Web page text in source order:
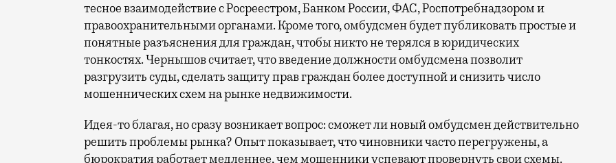
тесное взаимодействие с Росреестром, Банком России, ФАС, Роспотребнадзором и
правоохранительными органами. Кроме того, омбудсмен будет публиковать простые и
понятные разъяснения для граждан, чтобы никто не терялся в юридических
тонкостях. Чернышов считает, что введение должности омбудсмена позволит
разгрузить суды, сделать защиту прав граждан более доступной и снизить число
мошеннических схем на рынке недвижимости.
Идея-то благая, но сразу возникает вопрос: сможет ли новый омбудсмен действительно
решить проблемы рынка? Опыт показывает, что чиновники часто перегружены, а
бюрократия работает медленнее, чем мошенники успевают провернуть свои схемы.